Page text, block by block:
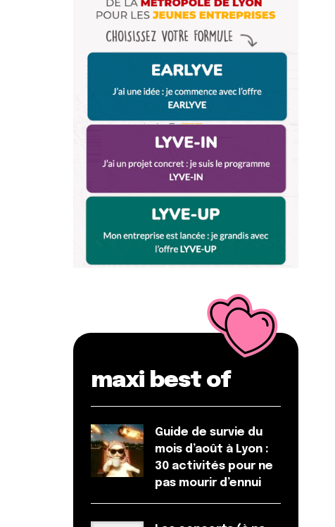
maxi best of
Guide de survie du
mois d’août à Lyon :
30 activités pour ne
pas mourir d’ennui